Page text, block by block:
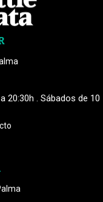
20:30h . Sábados de 10